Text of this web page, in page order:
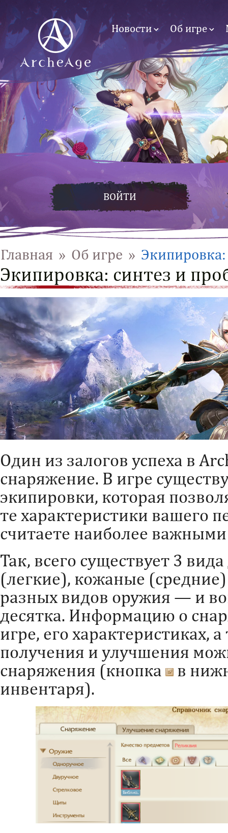
Новости Об игре
ВОЙТИ
Главная » Об игре »
Экипировка: синтез и
Один из залогов успеха в
снаряжение. В игре
экипировки, которая
те характеристики вашего
считаете наиболее
Так, всего существует 3
(легкие), кожаные
разных видов оружия — и
десятка. Информацию о
игре, его характеристиках,
получения и улучшения
снаряжения (кнопка
в
инвентаря).